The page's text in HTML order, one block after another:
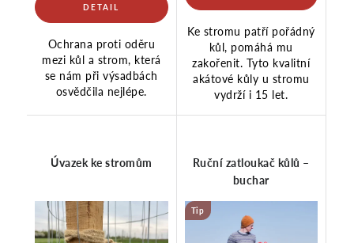
Ochrana proti oděru
mezi kůl a strom, která
se nám při výsadbách
osvědčila nejlépe.
Ke stromu patří pořádný
kůl, pomáhá mu
zakořenit. Tyto kvalitní
akátové kůly u stromu
vydrží i 15 let.
Úvazek ke stromům
Ruční zatloukač kůlů –
buchar
Tip